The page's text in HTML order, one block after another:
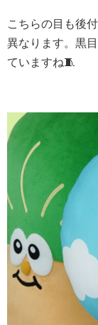
こちらの目も後
異なります。黒
ていますね🧵